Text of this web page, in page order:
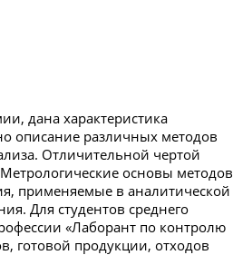
дана характеристика
описание различных методов
Отличительной чертой
основы методов
применяемые в аналитической
Для студентов среднего
«Лаборант по контролю
готовой продукции, отходов